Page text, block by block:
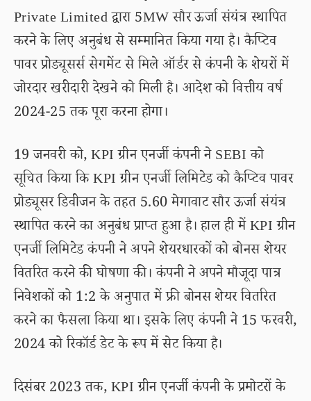
Private Limited द्वारा 5MW सौर ऊर्जा संयंत्र स्थापित
करने के लिए अनुबंध से सम्मानित किया गया है। कैप्टिव
पावर प्रोड्यूसर्स सेगमेंट से मिले ऑर्डर से कंपनी के शेयरों में
जोरदार खरीदारी देखने को मिली है। आदेश को वित्तीय वर्ष
2024-25 तक पूरा करना होगा।
19 जनवरी को, KPI ग्रीन एनर्जी कंपनी ने SEBI को
सूचित किया कि KPI ग्रीन एनर्जी लिमिटेड को कैप्टिव पावर
प्रोड्यूसर डिवीजन के तहत 5.60 मेगावाट सौर ऊर्जा संयंत्र
स्थापित करने का अनुबंध प्राप्त हुआ है। हाल ही में KPI ग्रीन
एनर्जी लिमिटेड कंपनी ने अपने शेयरधारकों को बोनस शेयर
वितरित करने की घोषणा की। कंपनी ने अपने मौजूदा पात्र
निवेशकों को 1:2 के अनुपात में फ्री बोनस शेयर वितरित
करने का फैसला किया था। इसके लिए कंपनी ने 15 फरवरी,
2024 को रिकॉर्ड डेट के रूप में सेट किया है।
दिसंबर 2023 तक, KPI ग्रीन एनर्जी कंपनी के प्रमोटरों के